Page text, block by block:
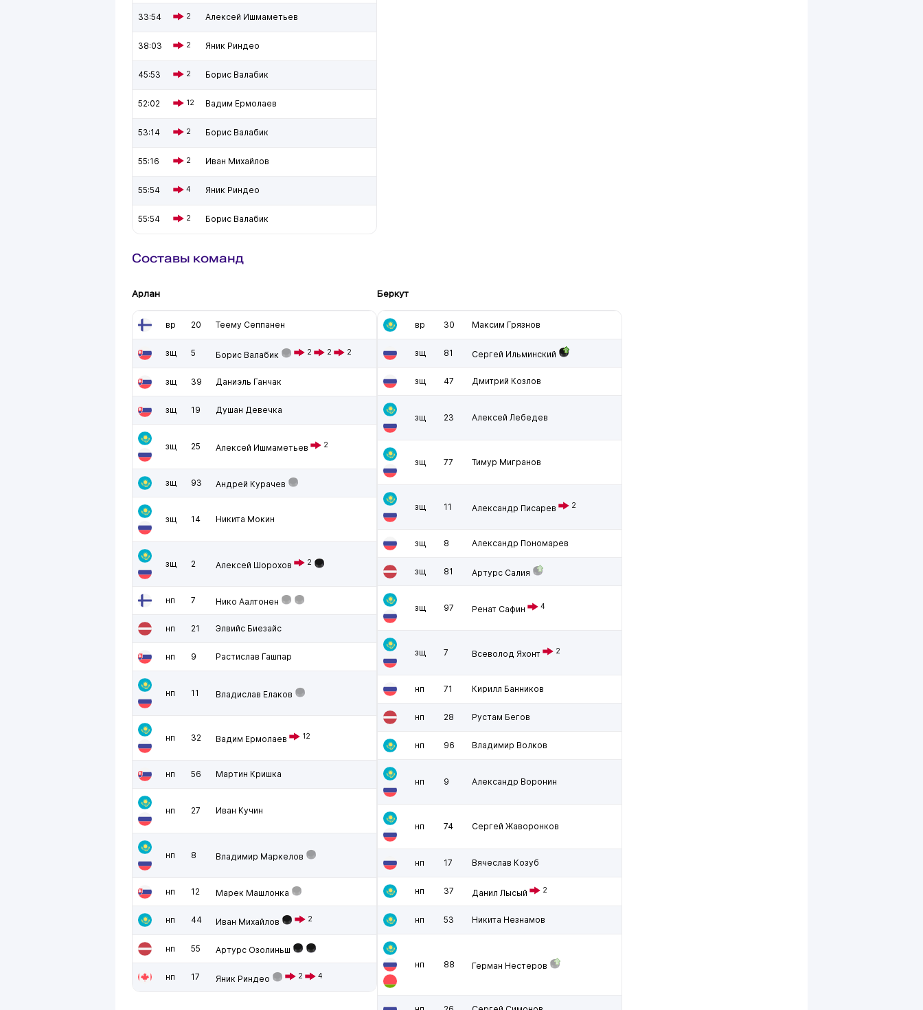
33:54 2 Алексей Ишмаметьев
38:03 2 Яник Риндео
45:53 2 Борис Валабик
52:02 12 Вадим Ермолаев
53:14 2 Борис Валабик
55:16 2 Иван Михайлов
55:54 4 Яник Риндео
55:54 2 Борис Валабик
Составы команд
Арлан
вр 20 Теему Сеппанен
зщ 5 Борис Валабик 2 2 2
зщ 39 Даниэль Ганчак
зщ 19 Душан Девечка
зщ 25 Алексей Ишмаметьев 2
зщ 93 Андрей Курачев
зщ 14 Никита Мокин
зщ 2 Алексей Шорохов 2
нп 7 Нико Аалтонен
нп 21 Элвийс Биезайс
нп 9 Растислав Гашпар
нп 11 Владислав Елаков
нп 32 Вадим Ермолаев 12
нп 56 Мартин Кришка
нп 27 Иван Кучин
нп 8 Владимир Маркелов
нп 12 Марек Машлонка
нп 44 Иван Михайлов 2
нп 55 Артурс Озолиньш
нп 17 Яник Риндео 2 4
Беркут
вр 30 Максим Грязнов
зщ 81 Сергей Ильминский
зщ 47 Дмитрий Козлов
зщ 23 Алексей Лебедев
зщ 77 Тимур Мигранов
зщ 11 Александр Писарев 2
зщ 8 Александр Пономарев
зщ 81 Артурс Салия
зщ 97 Ренат Сафин 4
зщ 7 Всеволод Яхонт 2
нп 71 Кирилл Банников
нп 28 Рустам Бегов
нп 96 Владимир Волков
нп 9 Александр Воронин
нп 74 Сергей Жаворонков
нп 17 Вячеслав Козуб
нп 37 Данил Лысый 2
нп 53 Никита Незнамов
нп 88 Герман Нестеров